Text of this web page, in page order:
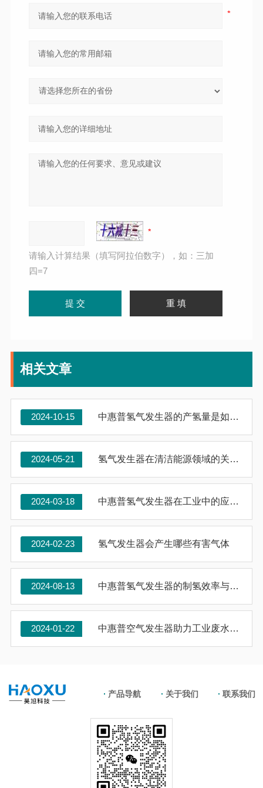
请输入计算结果（填写阿拉伯数字），如：三加
四=7
相关文章
2024-10-15 中惠普氢气发生器的产氢量是如何计算的？
2024-05-21 氢气发生器在清洁能源领域的关键作用
2024-03-18 中惠普氢气发生器在工业中的应用：一个全面的指南
2024-02-23 氢气发生器会产生哪些有害气体
2024-08-13 中惠普氢气发生器的制氢效率与产气量的关系分析
2024-01-22 中惠普空气发生器助力工业废水处理，实现环境保护目标
产品导航 关于我们 联系我们